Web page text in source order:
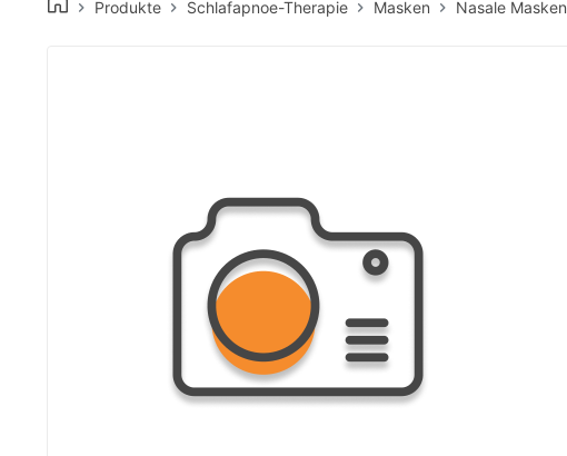
Produkte Schlafapnoe-Therapie Masken Nasale Masken